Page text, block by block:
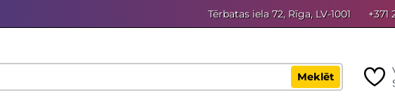
Tērbatas iela 72, Rīga, LV-1001 +371
Meklēt